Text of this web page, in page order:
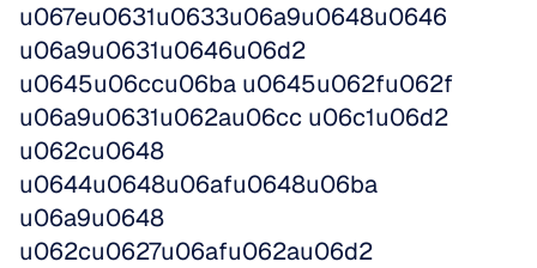
u067eu0631u0633u06a9u0648u0646
u06a9u0631u0646u06d2
u0645u06ccu06ba u0645u062fu062f
u06a9u0631u062au06cc u06c1u06d2
u062cu0648
u0644u0648u06afu0648u06ba
u06a9u0648
u062cu0627u06afu062au06d2